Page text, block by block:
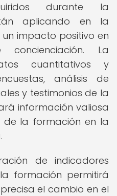
durante la
aplicando en la
impacto positivo en
La
cuantitativos y
análisis de
y testimonios de la
información valiosa
la formación en la
de indicadores
formación permitirá
el cambio en el